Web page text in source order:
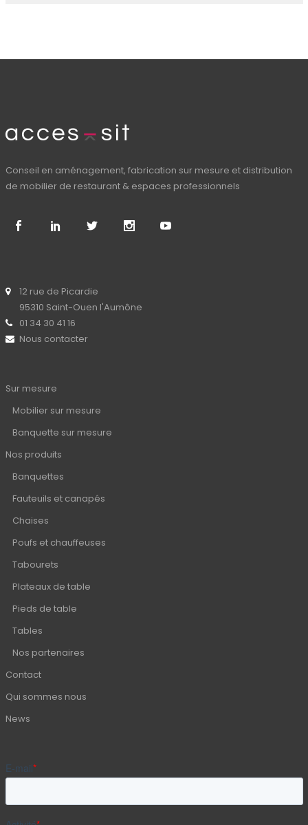
Conseil en aménagement, fabrication sur mesure et distribution
de mobilier de restaurant & espaces professionnels
12 rue de Picardie
95310 Saint-Ouen l'Aumône
01 34 30 41 16
Nous contacter
Sur mesure
Mobilier sur mesure
Banquette sur mesure
Nos produits
Banquettes
Fauteuils et canapés
Chaises
Poufs et chauffeuses
Tabourets
Plateaux de table
Pieds de table
Tables
Nos partenaires
Contact
Qui sommes nous
News